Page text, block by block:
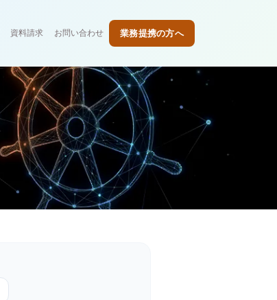
資料請求 お問い合わせ 業務提携の方へ